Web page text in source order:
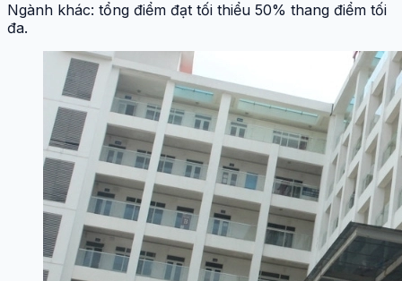
Ngành khác: tổng điểm đạt tối thiểu 50% thang điểm tối
đa.